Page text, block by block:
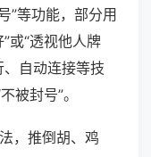
”等功能，部分用
或“透视他人牌
自动连接等技
被封号”。
，推倒胡、鸡